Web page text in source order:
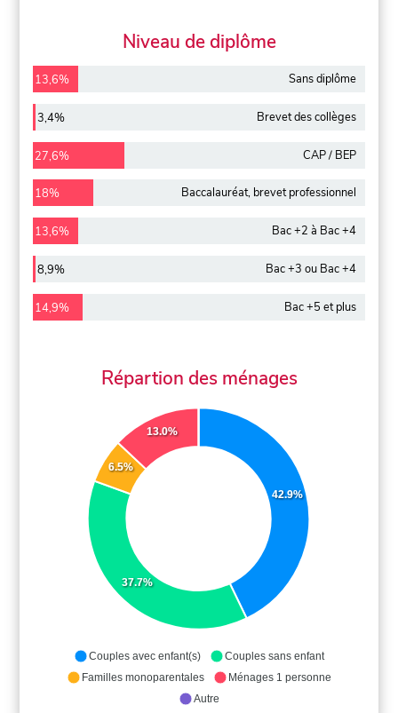
Niveau de diplôme
13,6% Sans diplôme
3,4% Brevet des collèges
27,6% CAP / BEP
18% Baccalauréat, brevet professionnel
13,6% Bac +2 à Bac +4
8,9% Bac +3 ou Bac +4
14,9% Bac +5 et plus
Répartion des ménages
42.9%
37.7%
6.5%
13.0%
Couples avec enfant(s)
Couples sans enfant
Familles monoparentales
Ménages 1 personne
Autre